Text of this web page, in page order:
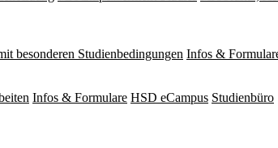
besonderen Studienbedingungen Infos &
Infos & Formulare HSD eCampus Studienbüro